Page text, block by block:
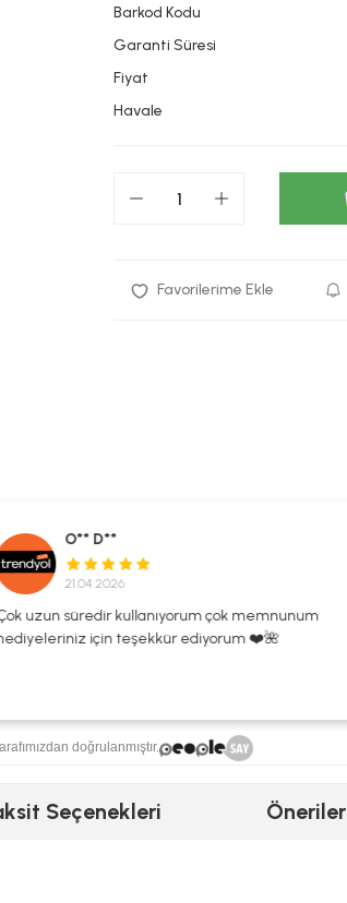
Barkod Kodu
Garanti Süresi
Fiyat
Havale
D**
kullanıyorum çok memnunum
için teşekkür ediyorum ❤️🌺
doğrulanmıştır.
Seçenekleri